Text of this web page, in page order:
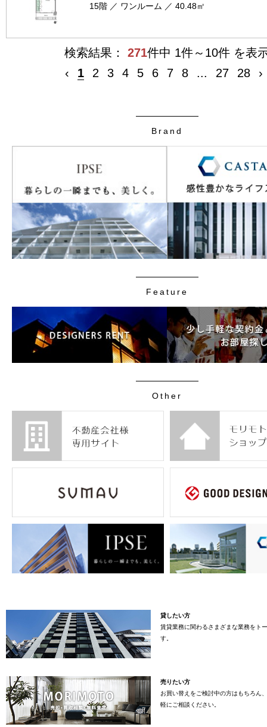
15階 ／ ワンルーム ／ 40.48㎡
検索結果： 271件中 1件～10件 を表
‹
1 2 3 4 5 6 7 8 ... 27 28 ›
Brand
Feature
Other
貸したい方
賃貸業務に関わるさまざまな業務をト
す。
売りたい方
お買い替えをご検討中の方はもちろん
軽にご相談ください。